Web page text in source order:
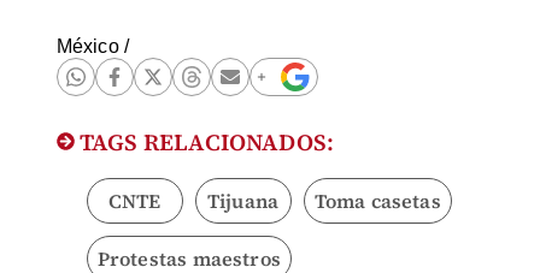
México/
TAGS RELACIONADOS:
CNTE Tijuana Toma casetas
Protestas maestros